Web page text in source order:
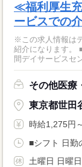
≪福利厚生
ービスでの
※この求人情報は
紹介になります。
間デイサービスセ
その他医療
東京都世田
時給1,275円～
■シフト 日勤
土曜日 日曜日